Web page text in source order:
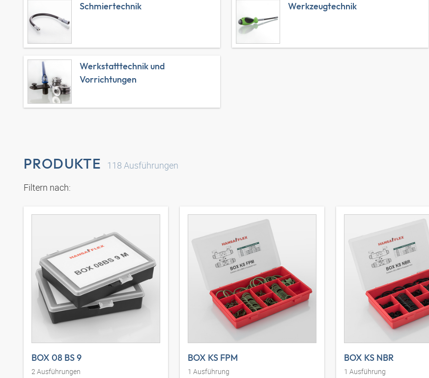
Schmiertechnik Werkzeugtechnik
Werkstatttechnik und
Vorrichtungen
PRODUKTE 118 Ausführungen
Filtern nach:
BOX 08 BS 9
2 Ausführungen
BOX KS FPM
1 Ausführung
BOX KS NBR
1 Ausführung